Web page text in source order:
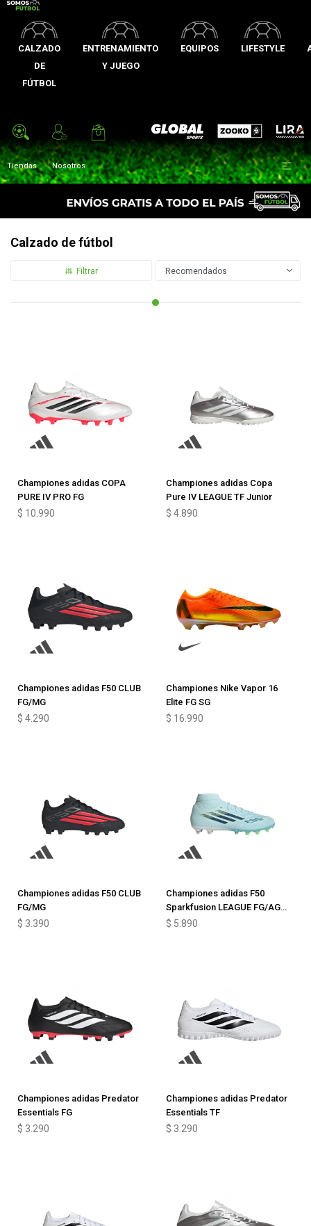
CALZADO
DE
FÚTBOL
ENTRENAMIENTO
Y JUEGO
EQUIPOS LIFESTYLE
Global Sports Zooko Lira
Tiendas Nosotros 
Calzado de fútbol
Recomendados
Championes adidas COPA
PURE IV PRO FG
$ 10.990
Championes adidas Copa
Pure IV LEAGUE TF Junior
$ 4.890
Championes adidas F50 CLUB
FG/MG
$ 4.290
Championes Nike Vapor 16
Elite FG SG
$ 16.990
Championes adidas F50 CLUB
FG/MG
$ 3.390
Championes adidas F50
Sparkfusion LEAGUE FG/AG
Junior
$ 5.890
Championes adidas Predator
Essentials FG
$ 3.290
Championes adidas Predator
Essentials TF
$ 3.290